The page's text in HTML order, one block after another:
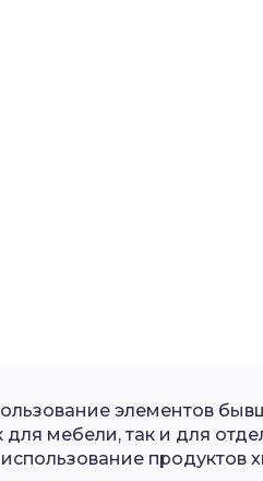
элементов
мебели, так и для